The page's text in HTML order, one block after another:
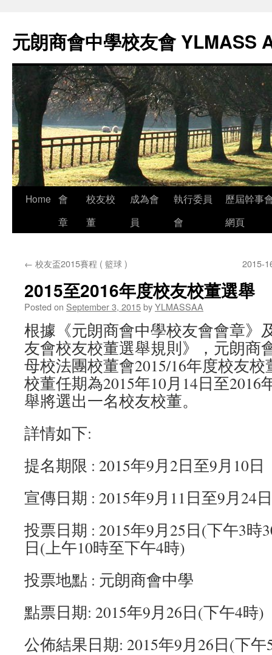
元朗商會中學校友會 YLMASS
Skip
Home 會
章
校友校
董
成為會
員
執行委員
會
歷屆幹事
網頁
← 校友盃2015賽程 ( 籃球 ) 2015-
2015至2016年度校友校董選舉
Posted on September 3, 2015byYLMASSAA
根據《元朗商會中學校友會會章》
友會校友校董選舉規則》，元朗商
母校法團校董會2015/16年度校友
校董任期為2015年10月14日至2016
舉將選出一名校友校董。
詳情如下:
提名期限 : 2015年9月2日至9月10日
宣傳日期 : 2015年9月11日至9月24日
投票日期 : 2015年9月25日(下午3時
日(上午10時至下午4時)
投票地點 : 元朗商會中學
點票日期: 2015年9月26日(下午4時)
公佈結果日期: 2015年9月26日(下午